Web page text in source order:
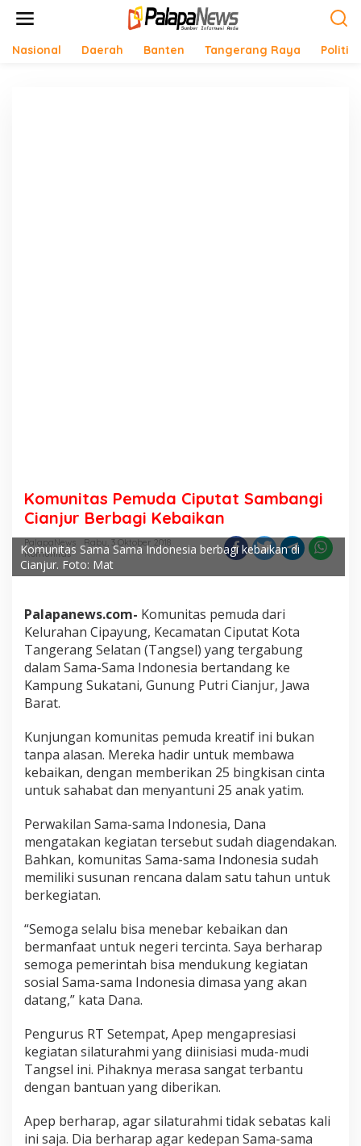
Nasional Daerah Banten Tangerang Raya Politik
Komunitas Pemuda Ciputat Sambangi
Cianjur Berbagi Kebaikan
PalapaNews
Rabu, 3 Oktober 2018
Komunitas
Komunitas Sama Sama Indonesia berbagi kebaikan di
Cianjur. Foto: Mat
Palapanews.com- Komunitas pemuda dari
Kelurahan Cipayung, Kecamatan Ciputat Kota
Tangerang Selatan (Tangsel) yang tergabung
dalam Sama-Sama Indonesia bertandang ke
Kampung Sukatani, Gunung Putri Cianjur, Jawa
Barat.
Kunjungan komunitas pemuda kreatif ini bukan
tanpa alasan. Mereka hadir untuk membawa
kebaikan, dengan memberikan 25 bingkisan cinta
untuk sahabat dan menyantuni 25 anak yatim.
Perwakilan Sama-sama Indonesia, Dana
mengatakan kegiatan tersebut sudah diagendakan.
Bahkan, komunitas Sama-sama Indonesia sudah
memiliki susunan rencana dalam satu tahun untuk
berkegiatan.
“Semoga selalu bisa menebar kebaikan dan
bermanfaat untuk negeri tercinta. Saya berharap
semoga pemerintah bisa mendukung kegiatan
sosial Sama-sama Indonesia dimasa yang akan
datang,” kata Dana.
Pengurus RT Setempat, Apep mengapresiasi
kegiatan silaturahmi yang diinisiasi muda-mudi
Tangsel ini. Pihaknya merasa sangat terbantu
dengan bantuan yang diberikan.
Apep berharap, agar silaturahmi tidak sebatas kali
ini saja. Dia berharap agar kedepan Sama-sama